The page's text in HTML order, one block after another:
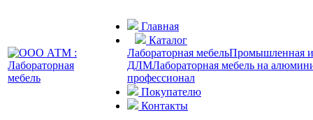
Главная
Каталог
Лабораторная мебельПромышленная и
ДЛМЛабораторная мебель на
профессионал
Покупателю
Контакты